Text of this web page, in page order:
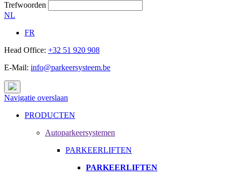
Trefwoorden
NL
FR
Head Office: +32 51 920 908
E-Mail: info@parkeersysteem.be
Navigatie overslaan
PRODUCTEN
Autoparkeersystemen
PARKEERLIFTEN
PARKEERLIFTEN